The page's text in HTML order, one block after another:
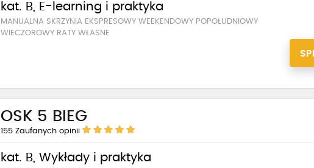
kat. B, E-learning i praktyka
MANUALNA SKRZYNIA EKSPRESOWY WEEKENDOWY POPOŁUDNIOWY
WIECZOROWY RATY WŁASNE
OSK 5 BIEG
155 Zaufanych opinii
kat. B, Wykłady i praktyka